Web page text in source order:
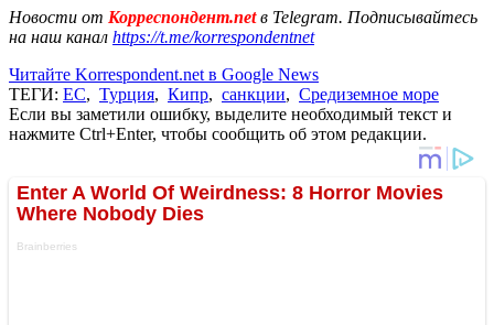
Новости от Корреспондент.netв Telegram. Подписывайтесь
на наш канал https://t.me/korrespondentnet
Читайте Korrespondent.net в Google News
ТЕГИ: ЕС, Турция, Кипр, санкции, Средиземное море
Если вы заметили ошибку, выделите необходимый текст и
нажмите Ctrl+Enter, чтобы сообщить об этом редакции.